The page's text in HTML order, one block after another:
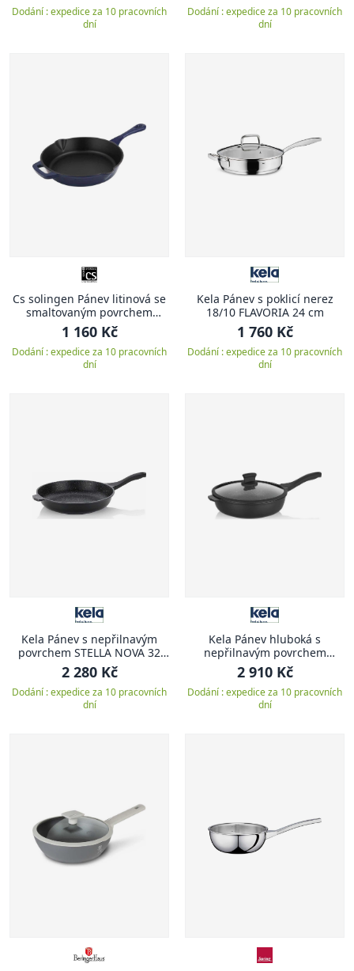
Dodání : expedice za 10 pracovních
dní
Dodání : expedice za 10 pracovních
dní
Cs solingen Pánev litinová se
smaltovaným povrchem
ALPEN 26 cm modrá
1 160 Kč
Dodání : expedice za 10 pracovních
dní
Kela Pánev s poklicí nerez
18/10 FLAVORIA 24 cm
1 760 Kč
Dodání : expedice za 10 pracovních
dní
Kela Pánev s nepřilnavým
povrchem STELLA NOVA 32
cm
2 280 Kč
Dodání : expedice za 10 pracovních
dní
Kela Pánev hluboká s
nepřilnavým povrchem
STELLA NOVA 28 cm
2 910 Kč
Dodání : expedice za 10 pracovních
dní